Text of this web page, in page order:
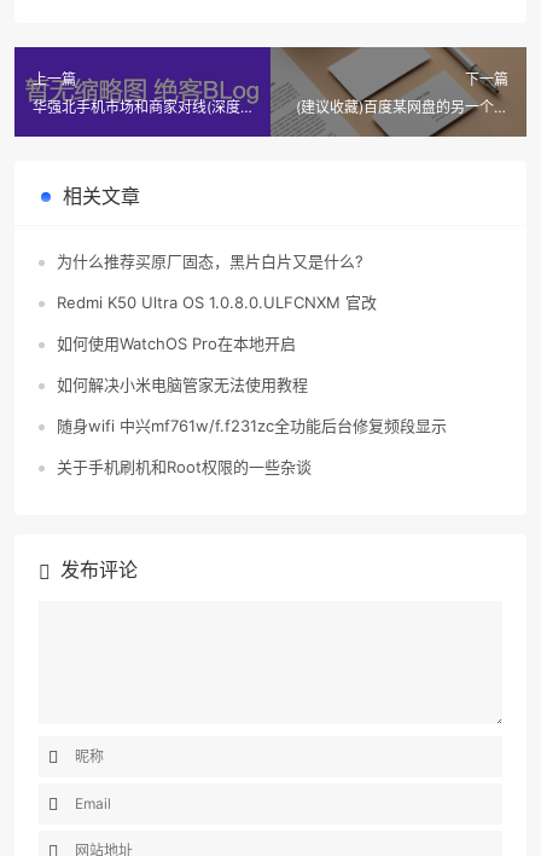
上一篇
华强北手机市场和商家对线(深度
下一篇
(建议收藏)百度某网盘的另一个不
限速方法!
相关文章
为什么推荐买原厂固态，黑片白片又是什么?
Redmi K50 Ultra OS 1.0.8.0.ULFCNXM 官改
如何使用WatchOS Pro在本地开启
如何解决小米电脑管家无法使用教程
随身wifi 中兴mf761w/f.f231zc全功能后台修复频段显示
关于手机刷机和Root权限的一些杂谈
发布评论